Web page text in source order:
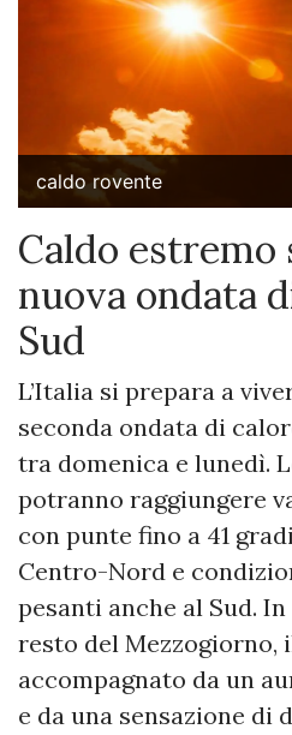
caldo rovente
Caldo estremo
nuova ondata
Sud
L’Italia si prepara a
seconda ondata di
tra domenica e lunedì.
potranno raggiungere
con punte fino a 41
Centro-Nord e
pesanti anche al Sud.
resto del Mezzogiorno,
accompagnato da un
e da una sensazione di